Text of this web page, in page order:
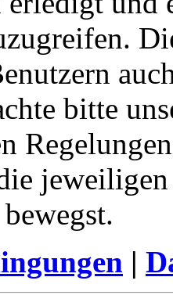
bitte
|